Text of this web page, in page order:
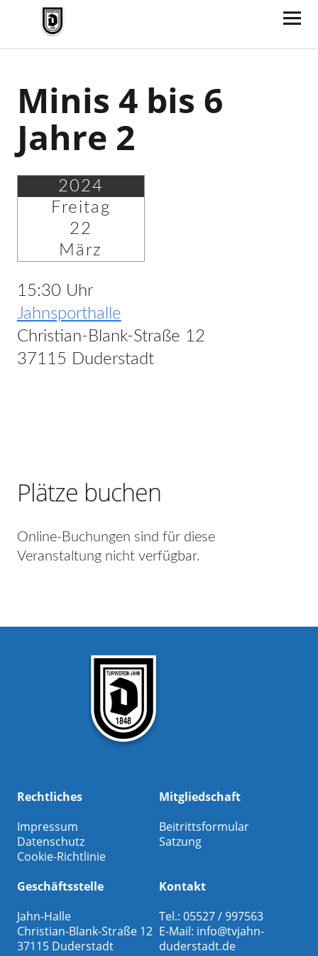
TV Jahn Duderstadt
Minis 4 bis 6
Jahre 2
2024
Freitag
22
März
15:30 Uhr
Jahnsporthalle
Christian-Blank-Straße 12
37115 Duderstadt
Plätze buchen
Online-Buchungen sind für diese
Veranstaltung nicht verfügbar.
Rechtliches
Impressum
Datenschutz
Cookie-Richtlinie
Mitgliedschaft
Beitrittsformular
Satzung
Geschäftsstelle
Jahn-Halle
Christian-Blank-Straße 12
37115 Duderstadt
Kontakt
Tel.: 05527 / 997563
E-Mail: info@tvjahn-
duderstadt.de